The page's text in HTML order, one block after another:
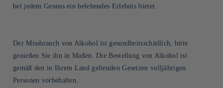
bei jedem Genuss ein belebendes Erlebnis bietet.
Der Missbrauch von Alkohol ist gesundheitsschädlich, bitte
genießen Sie ihn in Maßen. Die Bestellung von Alkohol ist
gemäß den in Ihrem Land geltenden Gesetzen volljährigen
Personen vorbehalten.